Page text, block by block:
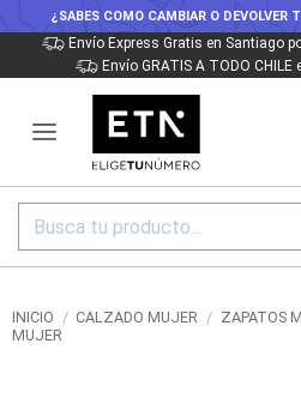
¿SABES COMO CAMBIAR O
Saltar
al
Envío Express Gratis en Santiago
Envío GRATIS A TODO
Buscar
INICIO / CALZADO MUJER / ZAPATOS
MUJER